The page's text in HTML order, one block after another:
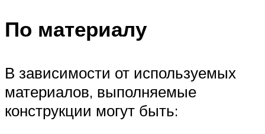
По материалу
В зависимости от используемых
материалов, выполняемые
конструкции могут быть: